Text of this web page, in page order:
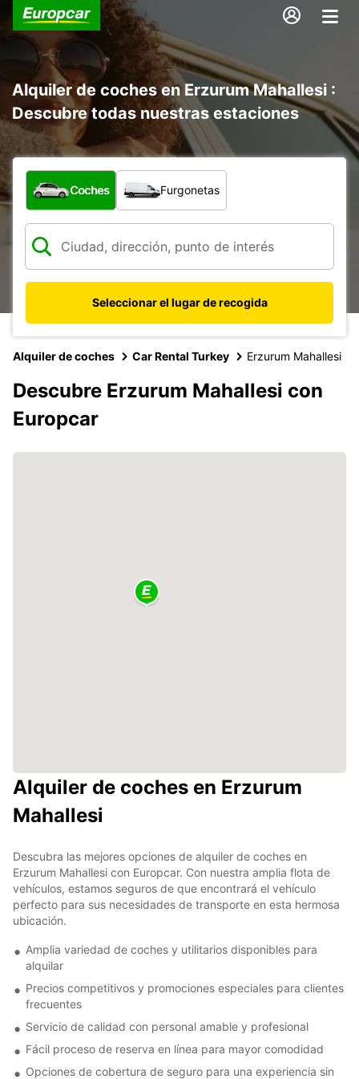
Alquiler de coches en Erzurum Mahallesi :
Descubre todas nuestras estaciones
¿Qué tipo de vehículo?
Coches Furgonetas
Seleccionar el lugar de recogida
Alquiler de coches Car Rental Turkey Erzurum Mahallesi
Descubre Erzurum Mahallesi con
Europcar
Alquiler de coches en Erzurum
Mahallesi
Descubra las mejores opciones de alquiler de coches en
Erzurum Mahallesi con Europcar. Con nuestra amplia flota de
vehículos, estamos seguros de que encontrará el vehículo
perfecto para sus necesidades de transporte en esta hermosa
ubicación.
Amplia variedad de coches y utilitarios disponibles para
alquilar
Precios competitivos y promociones especiales para clientes
frecuentes
Servicio de calidad con personal amable y profesional
Fácil proceso de reserva en línea para mayor comodidad
Opciones de cobertura de seguro para una experiencia sin